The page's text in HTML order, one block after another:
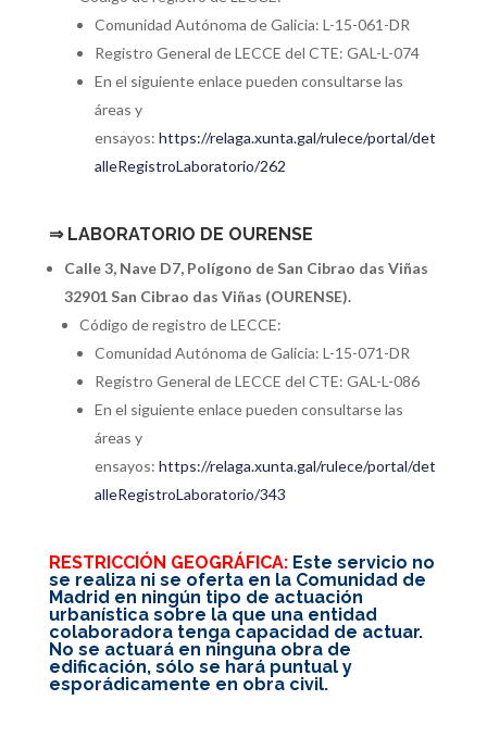
Comunidad Autónoma de Galicia: L-15-061-DR
Registro General de LECCE del CTE: GAL-L-074
En el siguiente enlace pueden consultarse las
áreas y
ensayos: https://relaga.xunta.gal/rulece/portal/det
alleRegistroLaboratorio/262
⇒ LABORATORIO DE OURENSE
Calle 3, Nave D7, Polígono de San Cibrao das Viñas
32901 San Cibrao das Viñas (OURENSE).
Código de registro de LECCE:
Comunidad Autónoma de Galicia: L-15-071-DR
Registro General de LECCE del CTE: GAL-L-086
En el siguiente enlace pueden consultarse las
áreas y
ensayos: https://relaga.xunta.gal/rulece/portal/det
alleRegistroLaboratorio/343
RESTRICCIÓN GEOGRÁFICA: Este servicio no
se realiza ni se oferta en la Comunidad de
Madrid en ningún tipo de actuación
urbanística sobre la que una entidad
colaboradora tenga capacidad de actuar.
No se actuará en ninguna obra de
edificación, sólo se hará puntual y
esporádicamente en obra civil.